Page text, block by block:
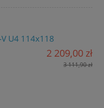
U4 114x118
2 209,00 zł
3 111,90 zł